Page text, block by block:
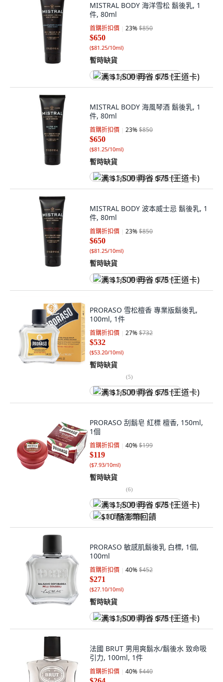
MISTRAL BODY 海洋雪松 鬍後乳, 1
件, 80ml
首購折扣價 23%$850
$650
($81.25/10ml)
暫時缺貨
满 $1,500 再省 $75 (王道卡)
MISTRAL BODY 海風琴酒 鬍後乳, 1
件, 80ml
首購折扣價 23%$850
$650
($81.25/10ml)
暫時缺貨
满 $1,500 再省 $75 (王道卡)
MISTRAL BODY 波本威士忌 鬍後乳, 1
件, 80ml
首購折扣價 23%$850
$650
($81.25/10ml)
暫時缺貨
满 $1,500 再省 $75 (王道卡)
PRORASO 雪松檀香 專業版鬍後乳,
100ml, 1件
首購折扣價 27%$732
$532
($53.20/10ml)
暫時缺貨
(5)
满 $1,500 再省 $75 (王道卡)
PRORASO 刮鬍皂 紅標 檀香, 150ml,
1個
首購折扣價 40%$199
$119
($7.93/10ml)
暫時缺貨
(6)
满 $1,500 再省 $75 (王道卡)
$10 酷澎幣回饋
PRORASO 敏感肌鬍後乳 白標, 1個,
100ml
首購折扣價 40%$452
$271
($27.10/10ml)
暫時缺貨
满 $1,500 再省 $75 (王道卡)
法國 BRUT 男用爽鬍水/鬍後水 致命吸
引力, 100ml, 1件
首購折扣價 40%$440